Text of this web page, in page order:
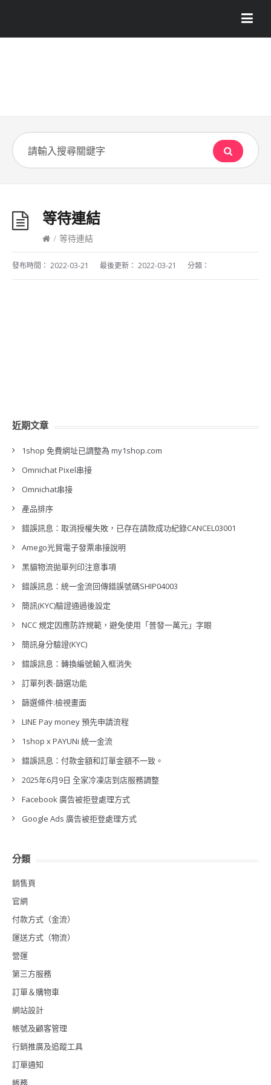
等待連結
/ 等待連結
發布時間： 2022-03-21 最後更新： 2022-03-21 分類：
近期文章
1shop 免費網址已調整為 my1shop.com
Omnichat Pixel串接
Omnichat串接
產品排序
錯誤訊息：取消授權失敗，已存在請款成功紀錄CANCEL03001
Amego光貿電子發票串接說明
黑貓物流拋單列印注意事項
錯誤訊息：統一金流回傳錯誤號碼SHIP04003
簡訊(KYC)驗證通過後設定
NCC 規定因應防詐規範，避免使用「普發一萬元」字眼
簡訊身分驗證(KYC)
錯誤訊息：轉換編號輸入框消失
訂單列表-篩選功能
篩選條件:檢視畫面
LINE Pay money 預先申請流程
1shop x PAYUNi 統一金流
錯誤訊息：付款金額和訂單金額不一致。
2025年6月9日 全家冷凍店到店服務調整
Facebook 廣告被拒登處理方式
Google Ads 廣告被拒登處理方式
分類
銷售頁
官網
付款方式（金流）
運送方式（物流）
營運
第三方服務
訂單＆購物車
網站設計
帳號及顧客管理
行銷推廣及追蹤工具
訂單通知
帳務